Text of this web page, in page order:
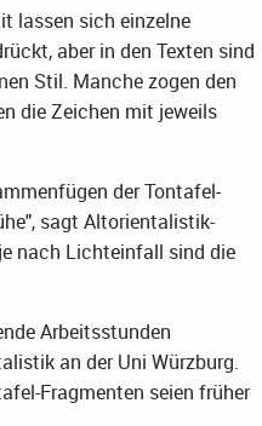
lassen sich einzelne
aber in den Texten sind
Stil. Manche zogen den
die Zeichen mit jeweils
der Tontafel-
sagt Altorientalistik-
nach Lichteinfall sind die
Arbeitsstunden
an der Uni Würzburg.
Fragmenten seien früher